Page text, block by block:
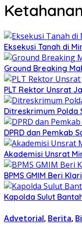
Eksekusi Tanah di
Ground Breaking
​PLT Rektor Unsrat
Ditreskrimum Polda
DPRD dan Pemkab
Akademisi Unsrat
BPMS GMIM Beri
Kapolda Sulut
Advetorial, Berita,